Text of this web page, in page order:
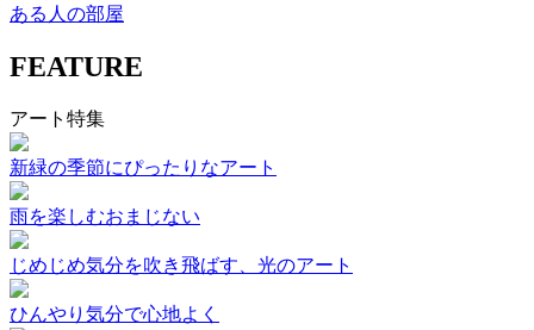
ある人の部屋
FEATURE
アート特集
新緑の季節にぴったりなアート
雨を楽しむおまじない
じめじめ気分を吹き飛ばす、光のアート
ひんやり気分で心地よく